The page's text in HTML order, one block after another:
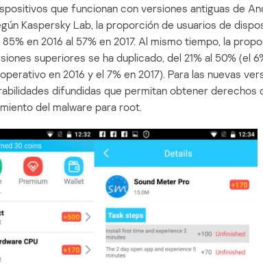
que funcionan con versiones antiguas de
Kaspersky Lab, la proporción de usuarios de
en 2016 al 57% en 2017. Al mismo tiempo, la
superiores se ha duplicado, del 21% al 50% (el
en 2016 y el 7% en 2017). Para las nuevas
difundidas que permitan obtener derechos
del malware para root.